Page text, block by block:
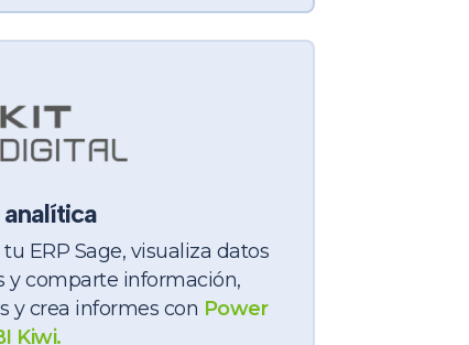
ERP Sage, visualiza datos
y comparte información,
y crea informes con Power
Kiwi.